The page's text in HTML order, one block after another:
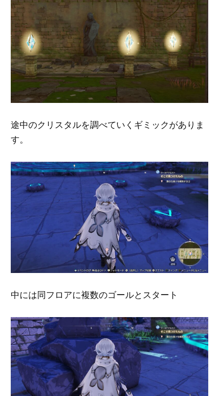
途中のクリスタルを調べていくギミックがありま
す。
中には同フロアに複数のゴールとスタート